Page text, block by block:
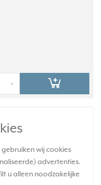
wij cookies
advertenties.
u alleen noodzakelijke
+
CD 17102 P)